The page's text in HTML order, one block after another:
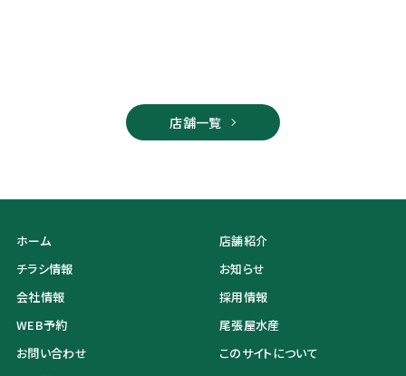
店舗一覧
ホーム
店舗紹介
チラシ情報
お知らせ
会社情報
採用情報
WEB予約
尾張屋水産
お問い合わせ
このサイトについて